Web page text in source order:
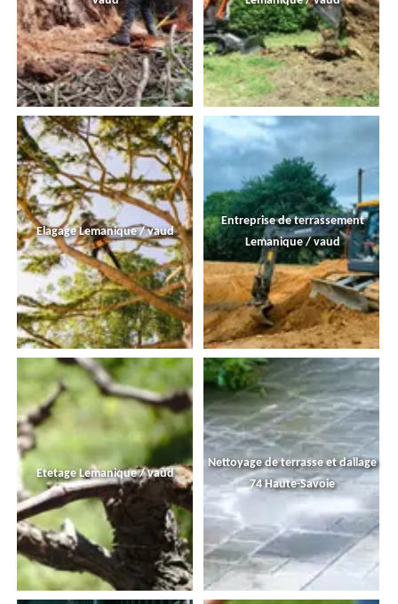
Elagage Lemanique / vaud
Entreprise de terrassement
Lemanique / vaud
Etetage Lemanique / vaud
Nettoyage de terrasse et dallage
74 Haute-Savoie